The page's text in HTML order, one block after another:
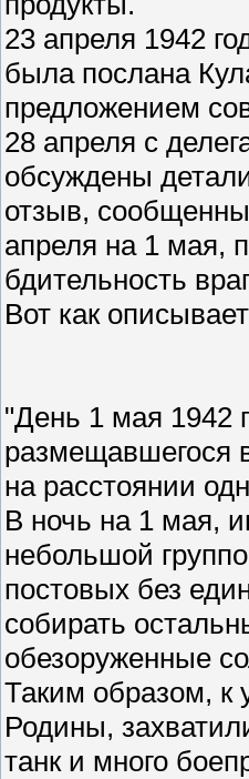
23 апреля 1942
была послана
предложением
28 апреля с
обсуждены
отзыв,
апреля на 1 мая,
бдительность
Вот как
"День 1 мая 1942
размещавшегося
на расстоянии
В ночь на 1 мая,
небольшой
постовых без
собирать
обезоруженные
Таким образом, к
Родины,
танк и много